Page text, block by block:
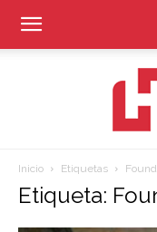
Inicio Etiquetas
Etiqueta: